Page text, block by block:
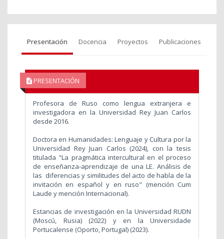
Presentación Docencia Proyectos Publicaciones
PRESENTACIÓN
Profesora de Ruso como lengua extranjera e
investigadora en la Universidad Rey Juan Carlos
desde 2016.
Doctora en Humanidades: Lenguaje y Cultura por la
Universidad Rey Juan Carlos (2024), con la tesis
titulada "La pragmática intercultural en el proceso
de enseñanza-aprendizaje de una LE. Análisis de
las diferencias y similitudes del acto de habla de la
invitación en español y en ruso" (mención Cum
Laude y mención Internacional).
Estancias de investigación en la Universidad RUDN
(Moscú, Rusia) (2022) y en la Universidade
Portucalense (Oporto, Portugal) (2023).